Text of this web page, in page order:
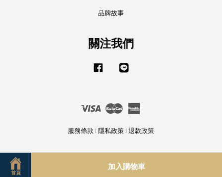
首頁
加入購物車
品牌故事
關注我們
Facebook
Visa Master
服務條款 | 隱私政策 | 退款政策